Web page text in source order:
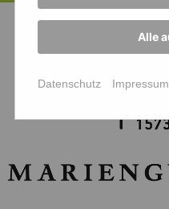
Alle
Datenschutz Impressum